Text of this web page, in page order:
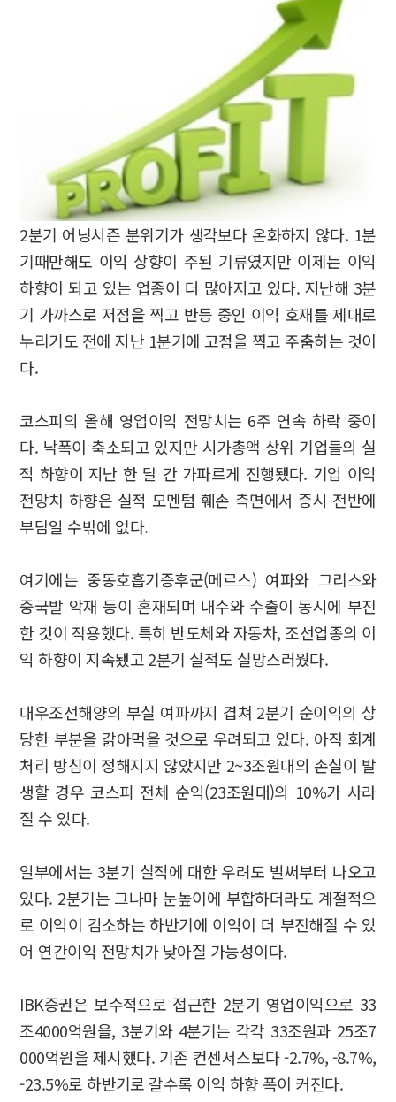
2분기 어닝시즌 분위기가 생각보다 온화하지 않다. 1분
기때만해도 이익 상향이 주된 기류였지만 이제는 이익
하향이 되고 있는 업종이 더 많아지고 있다. 지난해 3분
기 가까스로 저점을 찍고 반등 중인 이익 호재를 제대로
누리기도 전에 지난 1분기에 고점을 찍고 주춤하는 것이
다.
코스피의 올해 영업이익 전망치는 6주 연속 하락 중이
다. 낙폭이 축소되고 있지만 시가총액 상위 기업들의 실
적 하향이 지난 한 달 간 가파르게 진행됐다. 기업 이익
전망치 하향은 실적 모멘텀 훼손 측면에서 증시 전반에
부담일 수밖에 없다.
여기에는 중동호흡기증후군(메르스) 여파와 그리스와
중국발 악재 등이 혼재되며 내수와 수출이 동시에 부진
한 것이 작용했다. 특히 반도체와 자동차, 조선업종의 이
익 하향이 지속됐고 2분기 실적도 실망스러웠다.
대우조선해양의 부실 여파까지 겹쳐 2분기 순이익의 상
당한 부분을 갉아먹을 것으로 우려되고 있다. 아직 회계
처리 방침이 정해지지 않았지만 2~3조원대의 손실이 발
생할 경우 코스피 전체 순익(23조원대)의 10%가 사라
질 수 있다.
일부에서는 3분기 실적에 대한 우려도 벌써부터 나오고
있다. 2분기는 그나마 눈높이에 부합하더라도 계절적으
로 이익이 감소하는 하반기에 이익이 더 부진해질 수 있
어 연간이익 전망치가 낮아질 가능성이다.
IBK증권은 보수적으로 접근한 2분기 영업이익으로 33
조4000억원을, 3분기와 4분기는 각각 33조원과 25조7
000억원을 제시했다. 기존 컨센서스보다 -2.7%, -8.7%,
-23.5%로 하반기로 갈수록 이익 하향 폭이 커진다.